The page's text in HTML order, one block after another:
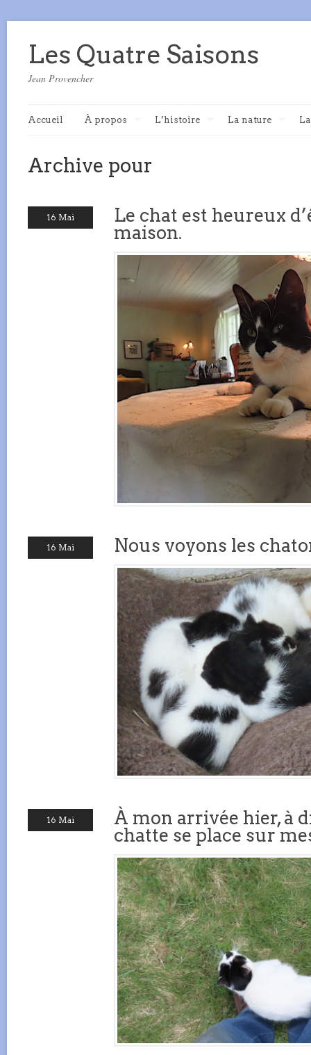
Les Quatre Saisons
Jean Provencher
Accueil À propos L’histoire La nature
Archive pour
16 Mai
Le chat est heureux
maison.
16 Mai Nous voyons les
16 Mai
À mon arrivée hier, à
chatte se place sur